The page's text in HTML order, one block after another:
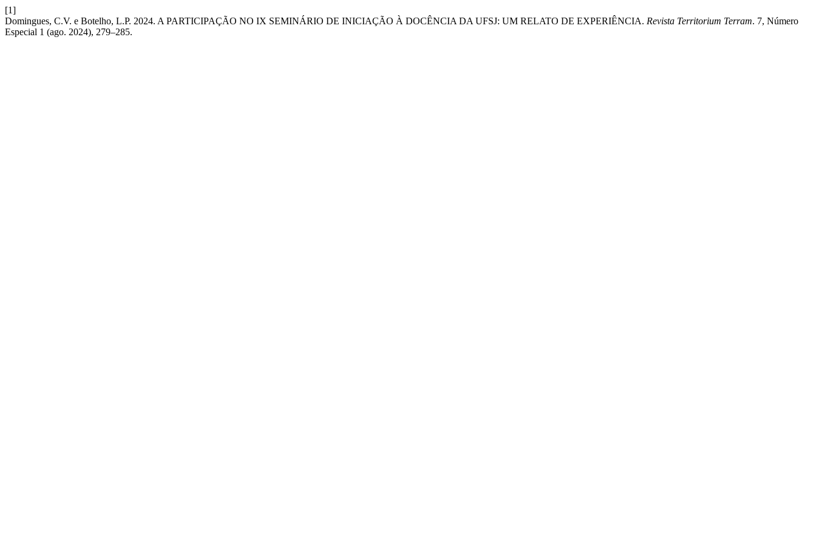
[1]
Domingues, C.V. e Botelho, L.P. 2024. A PARTICIPAÇÃO NO IX SEMINÁRIO DE INICIAÇÃO À DOCÊNCIA DA UFSJ: UM RELATO DE EXPERIÊNCIA. Revista Territorium Terram. 7, Número
Especial 1 (ago. 2024), 279–285.